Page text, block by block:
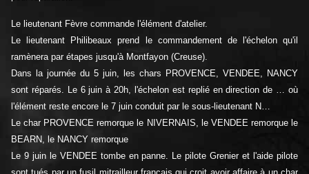
Le lieutenant Fèvre commande l'élément d'atelier.
Le lieutenant Philibeaux prend le commandement de l'échelon qu'il
ramènera par étapes jusqu'à Montfayon (Creuse).
Dans la journée du 5 juin, les chars PROVENCE, VENDEE, NANCY
sont réparés. Le 6 juin à 20h, l'échelon est replié en direction de … où
l'élément reste encore le 7 juin conduit par le sous-lieutenant N…
Le char PROVENCE remorque le NIVERNAIS, le VENDEE remorque le
BEARN, le NANCY remorque
Le 9 juin le VENDEE tombe en panne. Le pilote Grenier et l'aide pilote